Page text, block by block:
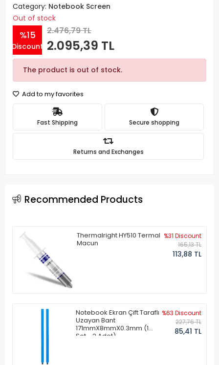
Category: Notebook Screen
Out of stock
%15
Discount
2.476,79 TL
2.095,39 TL
The product is out of stock.
Add to my favorites
Fast Shipping Secure shopping
Returns and Exchanges
Recommended Products
Thermalright HY510 Termal
Macun
%31 Discount
165,13 TL
113,88 TL
Notebook Ekran Çift Taraflı
Uzayan Bant
171mmX8mmX0.3mm (1
Set - 2 Adet)
%63 Discount
227,76 TL
85,41 TL